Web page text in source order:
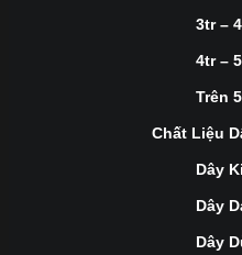
3tr –
4tr –
Trên
Chất Liệu
Dây
Dây
Dây